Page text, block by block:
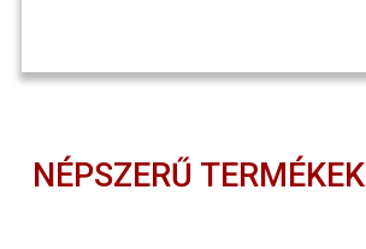
NÉPSZERŰ TERMÉKEK